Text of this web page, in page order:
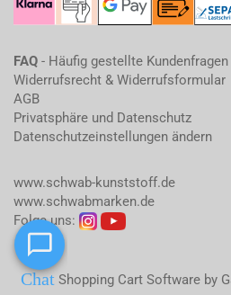
FAQ - Häufig gestellte Kundenfragen
Widerrufsrecht & Widerrufsformular
AGB
Privatsphäre und Datenschutz
Datenschutzeinstellungen ändern
www.schwab-kunststoff.de
www.schwabmarken.de
Folge uns:
Shopping Cart Softwareby